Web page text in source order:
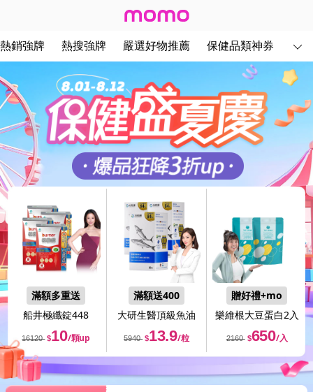
8月健康展 - momo購物網
熱銷強牌 熱搜強牌 嚴選好物推薦 保健品類神券
滿額多重送
船井極纖錠448
16120 $10/顆up
滿額送400
大研生醫頂級魚油
5940 $13.9/粒
贈好禮+mo
樂維根大豆蛋白2入
2160 $650/入